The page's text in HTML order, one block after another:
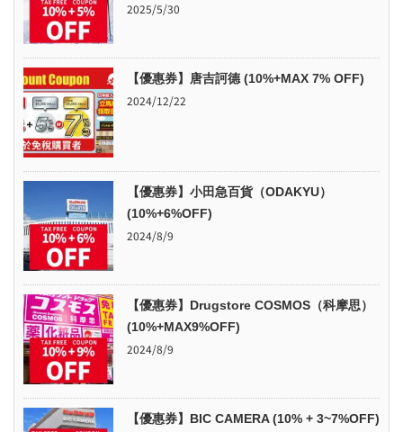
2025/5/30
【優惠券】唐吉訶德 (10%+MAX 7% OFF)
2024/12/22
【優惠券】小田急百貨（ODAKYU）
(10%+6%OFF)
2024/8/9
【優惠券】Drugstore COSMOS（科摩思）
(10%+MAX9%OFF)
2024/8/9
【優惠券】BIC CAMERA (10% + 3~7%OFF)